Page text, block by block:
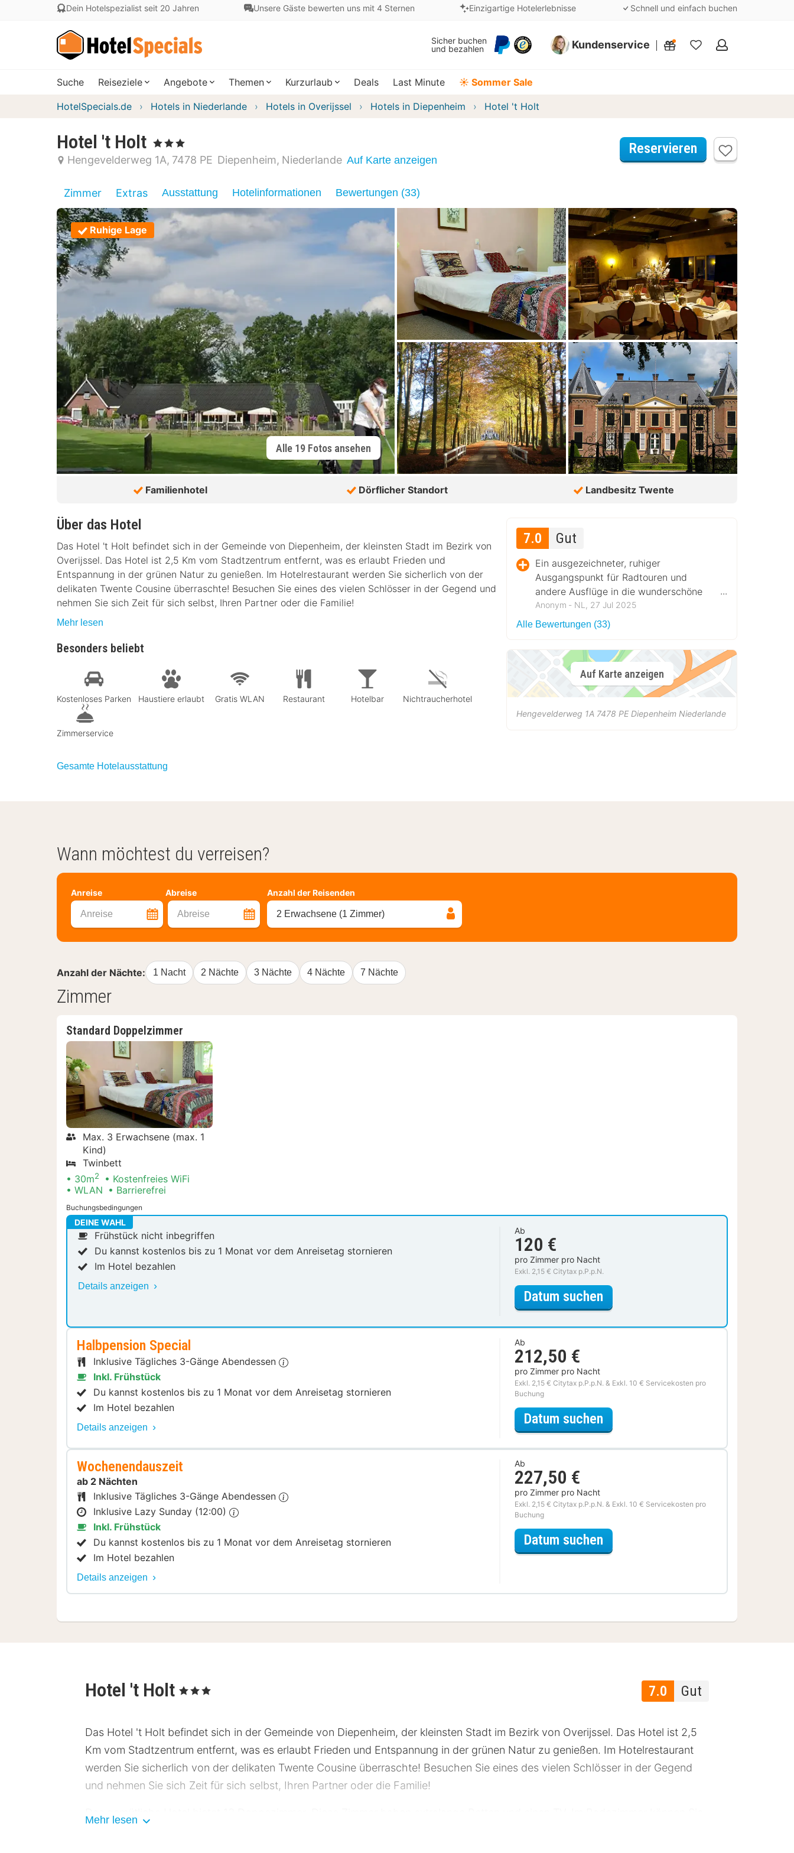
Dein Hotelspezialist seit 20 Jahren Unsere Gäste bewerten uns mit 4 Sternen Einzigartige Hotelerlebnisse Schnell und einfach buchen
Sicher buchen
und bezahlen
Kundenservice
Meine
Suche Reiseziele Angebote Themen Kurzurlaub Deals Last Minute ☀️ Sommer Sale
HotelSpecials.de Hotels in Niederlande Hotels in Overijssel Hotels in Diepenheim Hotel 't Holt
Hotel 't Holt , 3 Sterne
Hengevelderweg 1A 7478 PE Diepenheim Niederlande Auf Karte anzeigen
Reservieren
Zimmer Extras Ausstattung Hotelinformationen Bewertungen (33)
Ruhige Lage
Alle 19 Fotos ansehen
Familienhotel Dörflicher Standort Landbesitz Twente
Über das Hotel
Das Hotel 't Holt befindet sich in der Gemeinde von Diepenheim, der kleinsten Stadt im Bezirk von
Overijssel. Das Hotel ist 2,5 Km vom Stadtzentrum entfernt, was es erlaubt Frieden und
Entspannung in der grünen Natur zu genießen. Im Hotelrestaurant werden Sie sicherlich von der
delikaten Twente Cousine überraschte! Besuchen Sie eines des vielen Schlösser in der Gegend und
nehmen Sie sich Zeit für sich selbst, Ihren Partner oder die Familie!
Mehr lesen
Besonders beliebt
Kostenloses Parken Haustiere erlaubt Gratis WLAN Restaurant Hotelbar Nichtraucherhotel
Zimmerservice
Gesamte Hotelausstattung
7.0 Gut
Ein ausgezeichneter, ruhiger
Ausgangspunkt für Radtouren und
andere Ausflüge in die wunderschöne
Umgebung. Freundliche Atmosphäre und
aufmerksamer Service.
Anonym ‐ NL, 27 Jul 2025
Alle Bewertungen (33)
Auf Karte anzeigen
Hengevelderweg 1A 7478 PE Diepenheim Niederlande
Wann möchtest du verreisen?
Anreise Abreise
Anreise Abreise
Anzahl der Reisenden
2 Erwachsene (1 Zimmer)
Anzahl der Nächte: 1 Nacht 2 Nächte 3 Nächte 4 Nächte 7 Nächte
Zimmer
Standard Doppelzimmer
Max. 3 Erwachsene (max. 1
Kind)
Twinbett
30m2
Kostenfreies WiFi
WLAN
Barrierefrei
Buchungsbedingungen
DEINE WAHL
Frühstück nicht inbegriffen
Du kannst kostenlos bis zu 1 Monat vor dem Anreisetag stornieren
Im Hotel bezahlen
Details anzeigen
Ab
120 €
pro Zimmer pro Nacht
Exkl. 2,15 € Citytax p.P.p.N.
Datum suchenfür Standard Doppelzimmer
Halbpension Special
Inklusive Tägliches 3-Gänge Abendessen
Inkl. Frühstück
Du kannst kostenlos bis zu 1 Monat vor dem Anreisetag stornieren
Im Hotel bezahlen
Details anzeigen
Ab
212,50 €
pro Zimmer pro Nacht
Exkl. 2,15 € Citytax p.P.p.N. & Exkl. 10 € Servicekosten pro
Buchung
Datum suchen
Wochenendauszeit
ab 2 Nächten
Inklusive Tägliches 3-Gänge Abendessen
Inklusive Lazy Sunday (12:00)
Inkl. Frühstück
Du kannst kostenlos bis zu 1 Monat vor dem Anreisetag stornieren
Im Hotel bezahlen
Details anzeigen
Ab
227,50 €
pro Zimmer pro Nacht
Exkl. 2,15 € Citytax p.P.p.N. & Exkl. 10 € Servicekosten pro
Buchung
Datum suchen
7.0 Gut
Hotel 't Holt , 3 Sterne
Das Hotel 't Holt befindet sich in der Gemeinde von Diepenheim, der kleinsten Stadt im Bezirk von Overijssel. Das Hotel ist 2,5
Km vom Stadtzentrum entfernt, was es erlaubt Frieden und Entspannung in der grünen Natur zu genießen. Im Hotelrestaurant
werden Sie sicherlich von der delikaten Twente Cousine überraschte! Besuchen Sie eines des vielen Schlösser in der Gegend
und nehmen Sie sich Zeit für sich selbst, Ihren Partner oder die Familie!
Mehr lesen